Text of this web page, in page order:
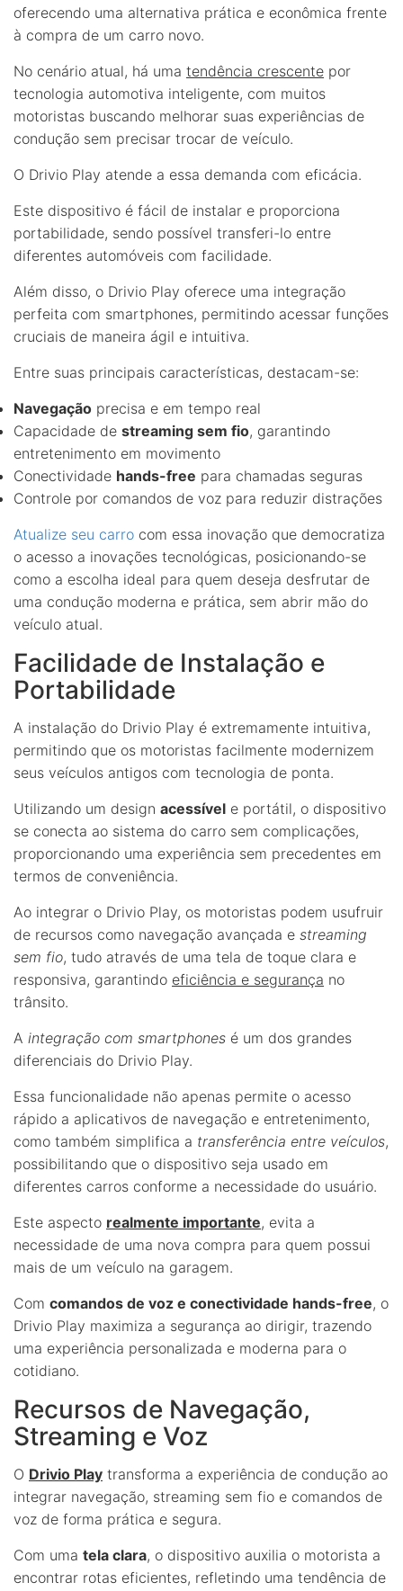
oferecendo uma alternativa prática e econômica frente
à compra de um carro novo.
No cenário atual, há uma tendência crescente por
tecnologia automotiva inteligente, com muitos
motoristas buscando melhorar suas experiências de
condução sem precisar trocar de veículo.
O Drivio Play atende a essa demanda com eficácia.
Este dispositivo é fácil de instalar e proporciona
portabilidade, sendo possível transferi-lo entre
diferentes automóveis com facilidade.
Além disso, o Drivio Play oferece uma integração
perfeita com smartphones, permitindo acessar funções
cruciais de maneira ágil e intuitiva.
Entre suas principais características, destacam-se:
Navegação precisa e em tempo real
Capacidade de streaming sem fio, garantindo
entretenimento em movimento
Conectividade hands-free para chamadas seguras
Controle por comandos de voz para reduzir distrações
Atualize seu carro com essa inovação que democratiza
o acesso a inovações tecnológicas, posicionando-se
como a escolha ideal para quem deseja desfrutar de
uma condução moderna e prática, sem abrir mão do
veículo atual.
Facilidade de Instalação e
Portabilidade
A instalação do Drivio Play é extremamente intuitiva,
permitindo que os motoristas facilmente modernizem
seus veículos antigos com tecnologia de ponta.
Utilizando um design acessível e portátil, o dispositivo
se conecta ao sistema do carro sem complicações,
proporcionando uma experiência sem precedentes em
termos de conveniência.
Ao integrar o Drivio Play, os motoristas podem usufruir
de recursos como navegação avançada e streaming
sem fio, tudo através de uma tela de toque clara e
responsiva, garantindo eficiência e segurança no
trânsito.
A integração com smartphones é um dos grandes
diferenciais do Drivio Play.
Essa funcionalidade não apenas permite o acesso
rápido a aplicativos de navegação e entretenimento,
como também simplifica a transferência entre veículos,
possibilitando que o dispositivo seja usado em
diferentes carros conforme a necessidade do usuário.
Este aspecto realmente importante, evita a
necessidade de uma nova compra para quem possui
mais de um veículo na garagem.
Com comandos de voz e conectividade hands-free, o
Drivio Play maximiza a segurança ao dirigir, trazendo
uma experiência personalizada e moderna para o
cotidiano.
Recursos de Navegação,
Streaming e Voz
O Drivio Play transforma a experiência de condução ao
integrar navegação, streaming sem fio e comandos de
voz de forma prática e segura.
Com uma tela clara, o dispositivo auxilia o motorista a
encontrar rotas eficientes, refletindo uma tendência de